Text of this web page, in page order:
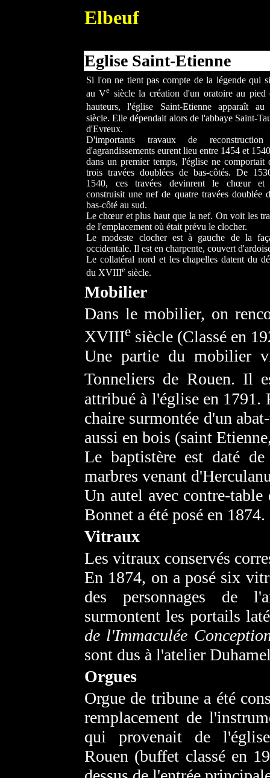
Elbeuf
Eglise Saint-Etienne
Si l'on ne tient pas compte de la légende qui
au Ve siècle la création d'un oratoire au pied
hauteurs, l'église Saint-Etienne apparaît
siècle. Elle dépendait alors de l'abbaye Saint-
d'Evreux.
D'importants travaux de
d'agrandissements eurent lieu entre 1454 et
dans un premier temps, l'église ne comportait
trois travées doublées de bas-côtés. De
1540, ces travées devinrent le chœur et
construisit une nef de quatre travées doublée
bas-côté au sud.
Le chœur et plus haut que la nef. On voit les
de l'emplacement où était prévu le clocher.
Le modeste clocher est à gauche de la
occidentale. Il est en charpente, couvert
Le collatéral nord et les chapelles datent du
du XVIIIe siècle.
Mobilier
Dans le mobilier, on
XVIIIe siècle (Classé en
Une partie du mobilier
Tonneliers de Rouen. Il
attribué à l'église en
chaire surmontée d'un
aussi en bois (saint
Le baptistère est daté
marbres venant
Un autel avec contre-
Bonnet a été posé en 1874.
Vitraux
Les vitraux conservés
En 1874, on a posé six
des personnages de
surmontent les portails
de l'Immaculée
sont dus à l'atelier
Orgues
Orgue de tribune a été
remplacement de
qui provenait de l'église
Rouen (buffet classé en